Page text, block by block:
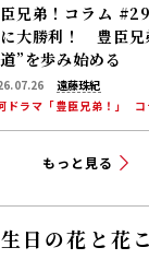
兄弟！コラム
大勝利！ 豊臣兄
”を歩み始める
遠藤珠紀
ドラマ「豊臣兄弟！」
もっと見る
日の花と花